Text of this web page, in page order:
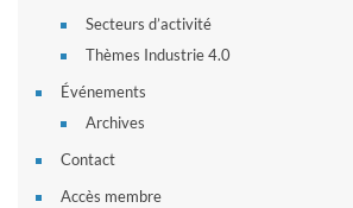
Secteurs d’activité
Thèmes Industrie 4.0
Événements
Archives
Contact
Accès membre